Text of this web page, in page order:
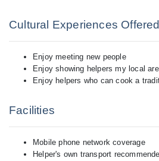
Cultural Experiences Offered
Enjoy meeting new people
Enjoy showing helpers my local
Enjoy helpers who can cook a
Facilities
Mobile phone network coverage
Helper's own transport